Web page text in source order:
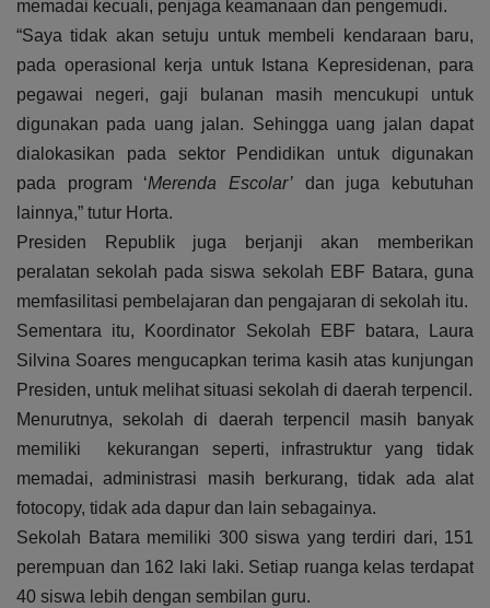
memadai kecuali, penjaga keamanaan dan pengemudi.
“Saya tidak akan setuju untuk membeli kendaraan baru,
pada operasional kerja untuk Istana Kepresidenan, para
pegawai negeri, gaji bulanan masih mencukupi untuk
digunakan pada uang jalan. Sehingga uang jalan dapat
dialokasikan pada sektor Pendidikan untuk digunakan
pada program ‘Merenda Escolar’ dan juga kebutuhan
lainnya,” tutur Horta.
Presiden Republik juga berjanji akan memberikan
peralatan sekolah pada siswa sekolah EBF Batara, guna
memfasilitasi pembelajaran dan pengajaran di sekolah itu.
Sementara itu, Koordinator Sekolah EBF batara, Laura
Silvina Soares mengucapkan terima kasih atas kunjungan
Presiden, untuk melihat situasi sekolah di daerah terpencil.
Menurutnya, sekolah di daerah terpencil masih banyak
memiliki kekurangan seperti, infrastruktur yang tidak
memadai, administrasi masih berkurang, tidak ada alat
fotocopy, tidak ada dapur dan lain sebagainya.
Sekolah Batara memiliki 300 siswa yang terdiri dari, 151
perempuan dan 162 laki laki. Setiap ruanga kelas terdapat
40 siswa lebih dengan sembilan guru.